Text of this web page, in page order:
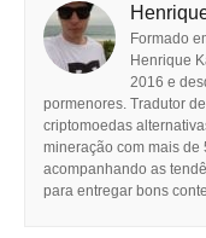
Formado
Henrique
2016 e
pormenores. Tradutor
criptomoedas
mineração com mais de
acompanhando as
para entregar bons